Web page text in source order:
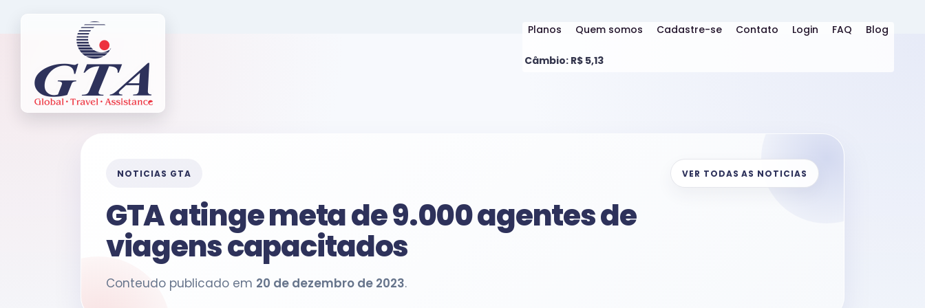
NOTICIAS GTA VER TODAS AS NOTICIAS
GTA atinge meta de 9.000 agentes de
viagens capacitados
Conteudo publicado em 20 de dezembro de 2023.
Planos Quem somos Cadastre-se Contato Login FAQ Blog
Câmbio: R$ 5,13